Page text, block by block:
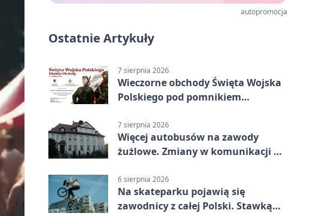
autopromocja
Ostatnie Artykuły
7 sierpnia 2026
Wieczorne obchody Święta Wojska
Polskiego pod pomnikiem
7 sierpnia 2026
Więcej autobusów na zawody
żużlowe. Zmiany w komunikacji w
6 sierpnia 2026
Na skateparku pojawią się
zawodnicy z całej Polski. Stawką